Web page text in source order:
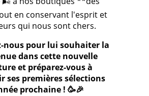
en conservant l'esprit et
qui nous sont chers.
nous pour lui souhaiter la
dans cette nouvelle
et préparez-vous à
ses premières sélections
prochaine ! 🥳🎉